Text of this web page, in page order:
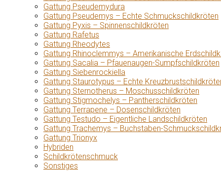
Gattung Pseudemydura
Gattung Pseudemys – Echte Schmuckschildkröten
Gattung Pyxis – Spinnenschildkröten
Gattung Rafetus
Gattung Rheodytes
Gattung Rhinoclemmys – Amerikanische
Gattung Sacalia – Pfauenaugen-Sumpfschildkröten
Gattung Siebenrockiella
Gattung Staurotypus – Echte
Gattung Sternotherus – Moschusschildkröten
Gattung Stigmochelys – Pantherschildkröten
Gattung Terrapene – Dosenschildkröten
Gattung Testudo – Eigentliche Landschildkröten
Gattung Trachemys – Buchstaben-
Gattung Trionyx
Hybriden
Schildkrötenschmuck
Sonstiges